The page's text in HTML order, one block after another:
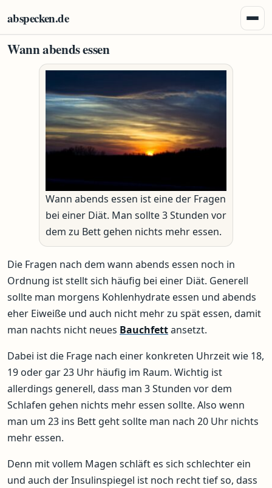
abspecken.de
Wann abends essen
Wann abends essen ist eine der Fragen
bei einer Diät. Man sollte 3 Stunden vor
dem zu Bett gehen nichts mehr essen.
Die Fragen nach dem wann abends essen noch in
Ordnung ist stellt sich häufig bei einer Diät. Generell
sollte man morgens Kohlenhydrate essen und abends
eher Eiweiße und auch nicht mehr zu spät essen, damit
man nachts nicht neues Bauchfettansetzt.
Dabei ist die Frage nach einer konkreten Uhrzeit wie 18,
19 oder gar 23 Uhr häufig im Raum. Wichtig ist
allerdings generell, dass man 3 Stunden vor dem
Schlafen gehen nichts mehr essen sollte. Also wenn
man um 23 ins Bett geht sollte man nach 20 Uhr nichts
mehr essen.
Denn mit vollem Magen schläft es sich schlechter ein
und auch der Insulinspiegel ist noch recht tief so, dass